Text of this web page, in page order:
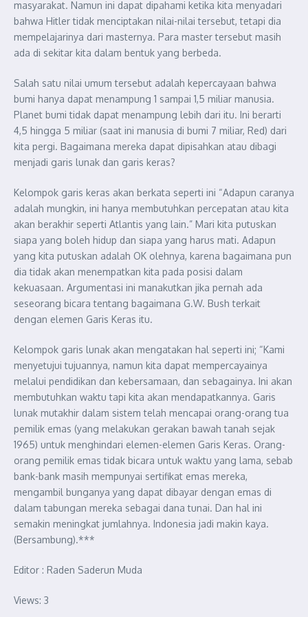
masyarakat. Namun ini dapat dipahami ketika kita menyadari
bahwa Hitler tidak menciptakan nilai-nilai tersebut, tetapi dia
mempelajarinya dari masternya. Para master tersebut masih
ada di sekitar kita dalam bentuk yang berbeda.
Salah satu nilai umum tersebut adalah kepercayaan bahwa
bumi hanya dapat menampung 1 sampai 1,5 miliar manusia.
Planet bumi tidak dapat menampung lebih dari itu. Ini berarti
4,5 hingga 5 miliar (saat ini manusia di bumi 7 miliar, Red) dari
kita pergi. Bagaimana mereka dapat dipisahkan atau dibagi
menjadi garis lunak dan garis keras?
Kelompok garis keras akan berkata seperti ini “Adapun caranya
adalah mungkin, ini hanya membutuhkan percepatan atau kita
akan berakhir seperti Atlantis yang lain.” Mari kita putuskan
siapa yang boleh hidup dan siapa yang harus mati. Adapun
yang kita putuskan adalah OK olehnya, karena bagaimana pun
dia tidak akan menempatkan kita pada posisi dalam
kekuasaan. Argumentasi ini manakutkan jika pernah ada
seseorang bicara tentang bagaimana G.W. Bush terkait
dengan elemen Garis Keras itu.
Kelompok garis lunak akan mengatakan hal seperti ini; “Kami
menyetujui tujuannya, namun kita dapat mempercayainya
melalui pendidikan dan kebersamaan, dan sebagainya. Ini akan
membutuhkan waktu tapi kita akan mendapatkannya. Garis
lunak mutakhir dalam sistem telah mencapai orang-orang tua
pemilik emas (yang melakukan gerakan bawah tanah sejak
1965) untuk menghindari elemen-elemen Garis Keras. Orang-
orang pemilik emas tidak bicara untuk waktu yang lama, sebab
bank-bank masih mempunyai sertifikat emas mereka,
mengambil bunganya yang dapat dibayar dengan emas di
dalam tabungan mereka sebagai dana tunai. Dan hal ini
semakin meningkat jumlahnya. Indonesia jadi makin kaya.
(Bersambung).***
Editor : Raden Saderun Muda
Views: 3